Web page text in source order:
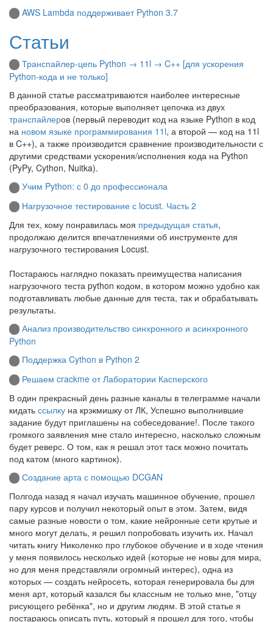
AWS Lambda поддерживает Python 3.7
Статьи
Транспайлер-цепь Python → 11l → C++ [для ускорения
Python-кода и не только]
В данной статье рассматриваются наиболее интересные
преобразования, которые выполняет цепочка из двух
транспайлеров (первый переводит код на языке Python в код
на новом языке программирования 11l, а второй — код на 11l
в C++), а также производится сравнение производительности с
другими средствами ускорения/исполнения кода на Python
(PyPy, Cython, Nuitka).
Учим Python: с 0 до профессионала
Нагрузочное тестирование с locust. Часть 2
Для тех, кому понравилась моя предыдущая статья,
продолжаю делится впечатлениями об инструменте для
нагрузочного тестирования Locust.
Постараюсь наглядно показать преимущества написания
нагрузочного теста python кодом, в котором можно удобно как
подготавливать любые данные для теста, так и обрабатывать
результаты.
Анализ производительство синхронного и асинхронного
Python
Поддержка Cython в Python 2
Решаем crackme от Лаборатории Касперского
В один прекрасный день разные каналы в телеграмме начали
кидать ссылку на крэкмишку от ЛК, Успешно выполнившие
задание будут приглашены на собеседование!. После такого
громкого заявления мне стало интересно, насколько сложным
будет реверс. О том, как я решал этот таск можно почитать
под катом (много картинок).
Создание арта с помощью DCGAN
Полгода назад я начал изучать машинное обучение, прошел
пару курсов и получил некоторый опыт в этом. Затем, видя
самые разные новости о том, какие нейронные сети крутые и
много могут делать, я решил попробовать изучить их. Начал
читать книгу Николенко про глубокое обучение и в ходе чтения
у меня появилось несколько идей (которые не новы для мира,
но для меня представляли огромный интерес), одна из
которых — создать нейросеть, которая генерировала бы для
меня арт, который казался бы классным не только мне, "отцу
рисующего ребёнка", но и другим людям. В этой статье я
постараюсь описать путь, который я прошел для того, чтобы